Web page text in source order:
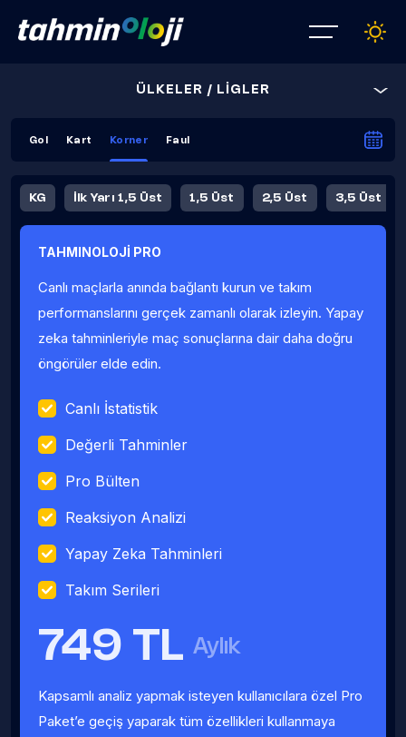
ÜLKELER / LİGLER
Gol Kart Korner Faul
KG İlk Yarı 1,5 Üst 1,5 Üst 2,5 Üst 3,5 Üst
Fauller Ortalama
TAHMINOLOJİ PRO
Canlı maçlarla anında bağlantı kurun ve takım
performanslarını gerçek zamanlı olarak izleyin. Yapay
zeka tahminleriyle maç sonuçlarına dair daha doğru
öngörüler elde edin.
Canlı İstatistik
Değerli Tahminler
Pro Bülten
Reaksiyon Analizi
Yapay Zeka Tahminleri
Takım Serileri
749 TL Aylık
Kapsamlı analiz yapmak isteyen kullanıcılara özel Pro
Paket’e geçiş yaparak tüm özellikleri kullanmaya